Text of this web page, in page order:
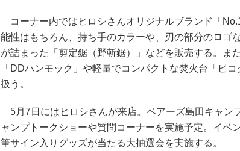
コーナー内ではヒロシさんオリジナルブランド「
能性はもちろん、持ち手のカラーや、刃の部分のロゴ
が詰まった「剪定鋸（野斬鋸）」などを販売する。ま
「DDハンモック」や軽量でコンパクトな焚火台「ピ
扱う。
5月7日にはヒロシさんが来店。ベアーズ島田キャン
ャンプトークショーや質問コーナーを実施予定。イベ
筆サイン入りグッズが当たる大抽選会を実施する。